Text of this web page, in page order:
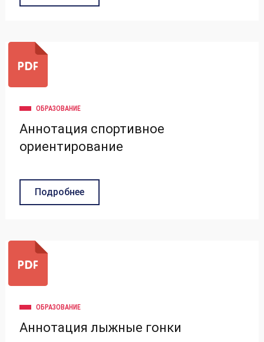
ОБРАЗОВАНИЕ
Аннотация спортивное
ориентирование
Подробнее
ОБРАЗОВАНИЕ
Аннотация лыжные гонки